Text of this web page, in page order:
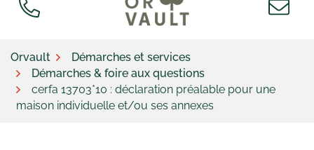
Orvault
Démarches et services
Démarches & foire aux questions
cerfa 13703*10 : déclaration préalable pour une
maison individuelle et/ou ses annexes